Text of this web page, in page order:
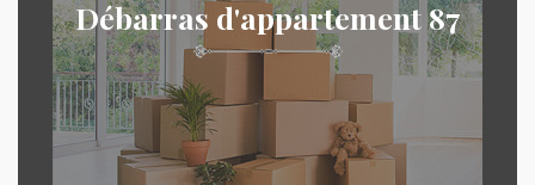
Débarras d'appartement 87